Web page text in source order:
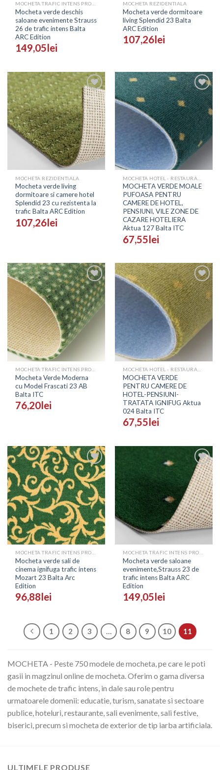
Mocheta verde deschis
saloane evenimente Strauss
26 de trafic intens Balta
ARC Edition
149,05lei
MOCHETA REZIDENTIALA
Mocheta verde dormitoare
living Splendid 23 Balta
ARC Edition
107,26lei
Adaugă
în
Wishlist
MOCHETA REZIDENTIALA
Mocheta verde living
dormitoare si camere hotel
Splendid 23 cu rezistenta la
trafic Balta ARC Edition
107,26lei
Adaugă
în
Wishlist
MOCHETA VERDE MOALE
PUFOASA PENTRU
CAMERE DE HOTEL,
PENSIUNI, VILE ZONE DE
CAZARE HOTELIERA
Aktua 127 Balta ITC
67,55lei
Adaugă
în
Wishlist
MOCHETA TRAFIC INTENS PROFESIONALA - PRETURI
Mocheta Verde Moderna
cu Model Frascati 23 AB
Balta ITC
76,20 lei
Adaugă
în
Wishlist
MOCHETA HOTEL - RESTAURANT - SALI EVENIMENTE
MOCHETA VERDE
PENTRU CAMERE DE
HOTEL-PENSIUNI-
TRATATA IGNIFUG Aktua
024 Balta ITC
67,55 lei
Adaugă
în
Wishlist
Mocheta verde sali de
cinema ignifuga trafic intens
Mozart 23 Balta Arc
Edition
96,88lei
Adaugă
în
Wishlist
Mocheta verde saloane
evenimente,Strauss 23 de
trafic intens Balta ARC
Edition
149,05lei
1 2 3 … 8 9 10 11
MOCHETA - Peste 750 modele de mocheta, pe care le poti
gasii in magzinul online de mocheta. Oferim o gama diversa
de mochete de trafic intens, in dale sau role pentru
urmatoarele domenii: educatie, turism, sanatate si sectoare
publice, hoteluri, restaurante, sali evenimente, sali festive,
biserici, precum si mocheta de exterior de tip iarba artificiala.
ULTIMELE PRODUSE